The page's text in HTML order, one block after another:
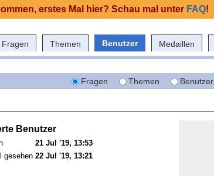
Fragen Themen Benutzer Medaillen
Fragen Themen Benutzer
Benutzer
21 Jul '19, 13:53
gesehen 22 Jul '19, 13:21
erstes Mal hier? Schau mal unter FAQ!